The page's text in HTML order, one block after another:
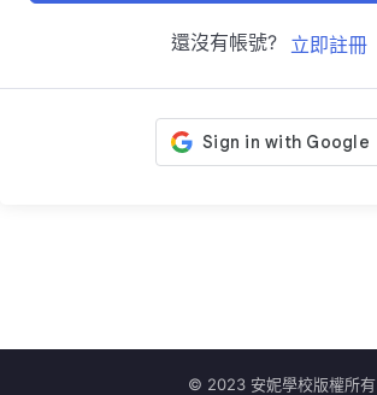
還沒有帳號? 立即註冊
© 2023 安妮學校版權所有